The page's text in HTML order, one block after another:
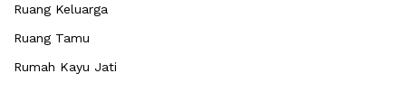
Ruang Keluarga
Ruang Tamu
Rumah Kayu Jati